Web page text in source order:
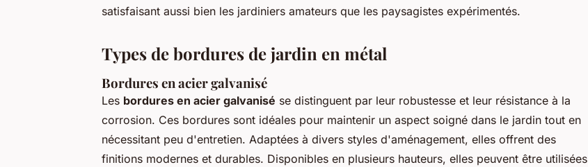
satisfaisant aussi bien les jardiniers amateurs que les paysagistes expérimentés.
Types de bordures de jardin en métal
Bordures en acier galvanisé
Les bordures en acier galvanisé se distinguent par leur robustesse et leur résistance à la
corrosion. Ces bordures sont idéales pour maintenir un aspect soigné dans le jardin tout en
nécessitant peu d'entretien. Adaptées à divers styles d'aménagement, elles offrent des
finitions modernes et durables. Disponibles en plusieurs hauteurs, elles peuvent être utilisées